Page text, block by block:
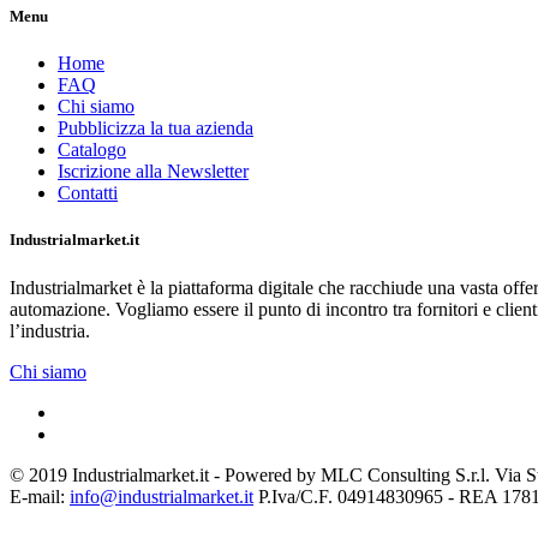
Menu
Home
FAQ
Chi siamo
Pubblicizza la tua azienda
Catalogo
Iscrizione alla Newsletter
Contatti
Industrialmarket.it
Industrialmarket è la piattaforma digitale che racchiude una vasta
automazione. Vogliamo essere il punto di incontro tra fornitori e
l’industria.
Chi siamo
© 2019 Industrialmarket.it - Powered by MLC Consulting S.r.l. Via
E-mail: info@industrialmarket.it P.Iva/C.F. 04914830965 - REA